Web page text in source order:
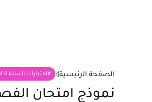
الصفحة الرئيسية اختبارات السنة 4 ابتدائي